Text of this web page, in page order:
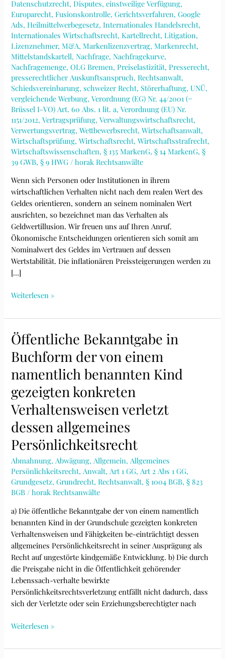
Datenschutzrecht,Disputes,einstweilige Verfügung,
Europarecht,Fusionskontrolle,Gerichtsverfahren,Google
Ads,Heilmittelwerbegesetz,Internationales Handelsrecht,
Internationales Wirtschaftsrecht,Kartellrecht,Litigation,
Lizenznehmer,M&A,Markenlizenzvertrag,Markenrecht,
Mittelstandskartell,Nachfrage,Nachfragekurve,
Nachfragemenge,OLG Bremen,Preiselastizität,Presserecht,
presserechtlicher Auskunftsanspruch,Rechtsanwalt,
Schiedsvereinbarung,schweizer Recht, Störerhaftung,UNÜ,
vergleichende Werbung,Verordnung (EG) Nr. 44/2001 (=
Brüssel I-VO) Art. 60 Abs. 1 lit. a,Verordnung (EU) Nr.
1151/2012,Vertragsprüfung,Verwaltungswirtschaftsrecht,
Verwertungsvertrag,Wettbewerbsrecht,Wirtschaftsanwalt,
Wirtschaftsprüfung,Wirtschaftsrecht,Wirtschaftsstrafrecht,
Wirtschaftswissenschaften,§ 135 MarkenG,§ 14 MarkenG,§
39 GWB,§ 9 HWG /horak Rechtsanwälte
Wenn sich Personen oder Institutionen in ihrem
wirtschaftlichen Verhalten nicht nach dem realen Wert des
Geldes orientieren, sondern an seinem nominalen Wert
ausrichten, so bezeichnet man das Verhalten als
Geldwertillusion. Wir freuen uns auf Ihren Anruf.
Ökonomische Entscheidungen orientieren sich somit am
Nominalwert des Geldes im Vertrauen auf dessen
Wertstabilität. Die inflationären Preissteigerungen werden zu
[…]
Die
des
Geldwertes
Weiterlesen »
Öffentliche Bekanntgabe in
Buchform der von einem
namentlich benannten Kind
gezeigten konkreten
Verhaltensweisen verletzt
dessen allgemeines
Persönlichkeitsrecht
Abmahnung,Abwägung,Allgemein,Allgemeines
Persönlichkeitsrecht,Anwalt,Art 1 GG,Art 2 Abs 1 GG,
Grundgesetz,Grundrecht,Rechtsanwalt,§ 1004 BGB,§ 823
BGB /horak Rechtsanwälte
a) Die öffentliche Bekanntgabe der von einem namentlich
benannten Kind in der Grundschule gezeigten konkreten
Verhaltensweisen und Fähigkeiten be-einträchtigt dessen
allgemeines Persönlichkeitsrecht in seiner Ausprägung als
Recht auf ungestörte kindgemäße Entwicklung. b) Die durch
die Preisgabe nicht in die Öffentlichkeit gehörender
Lebenssach-verhalte bewirkte
Persönlichkeitsrechtsverletzung entfällt nicht dadurch, dass
sich der Verletzte oder sein Erziehungsberechtigter nach
Öffentliche
in
Weiterlesen »